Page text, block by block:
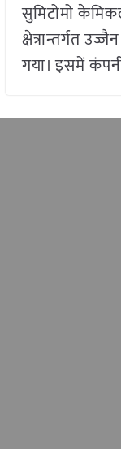
सुमिटोमो
क्षेत्रान्तर्गत
गया। इसमें